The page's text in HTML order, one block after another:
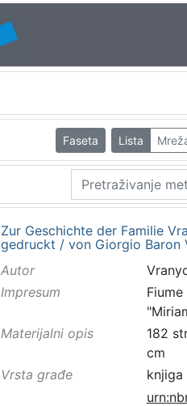
Faseta Lista
Zur Geschichte der Familie
gedruckt / von Giorgio Baron
Autor
Impresum
Materijalni opis
182
cm
Vrsta građe
knjiga